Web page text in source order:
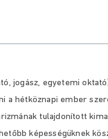
jogász, egyetemi
a hétköznapi ember
tulajdonított
képességüknek